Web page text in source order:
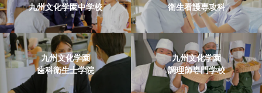
九州文化学園中学校
衛生看護専攻科
九州文化学園
歯科衛生士学院
九州文化学園
調理師専門学校